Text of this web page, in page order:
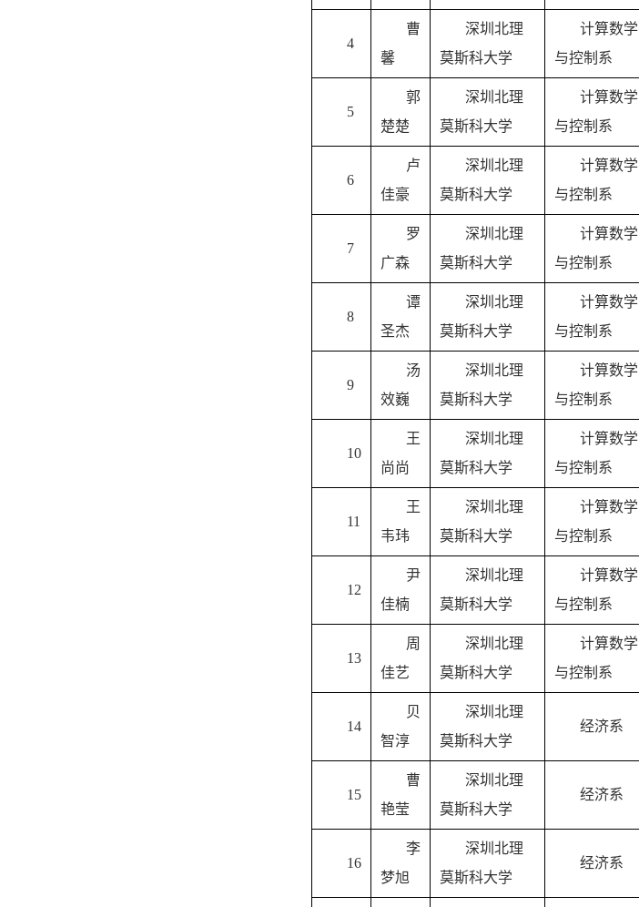
4
曹
馨
深圳北理
莫斯科大学
计算数学
与控制系
5
郭
楚楚
深圳北理
莫斯科大学
计算数学
与控制系
6
卢
佳豪
深圳北理
莫斯科大学
计算数学
与控制系
7
罗
广森
深圳北理
莫斯科大学
计算数学
与控制系
8
谭
圣杰
深圳北理
莫斯科大学
计算数学
与控制系
9
汤
效巍
深圳北理
莫斯科大学
计算数学
与控制系
10
王
尚尚
深圳北理
莫斯科大学
计算数学
与控制系
11
王
韦玮
深圳北理
莫斯科大学
计算数学
与控制系
12
尹
佳楠
深圳北理
莫斯科大学
计算数学
与控制系
13
周
佳艺
深圳北理
莫斯科大学
计算数学
与控制系
14
贝
智淳
深圳北理
莫斯科大学
经济系
15
曹
艳莹
深圳北理
莫斯科大学
经济系
16
李
梦旭
深圳北理
莫斯科大学
经济系